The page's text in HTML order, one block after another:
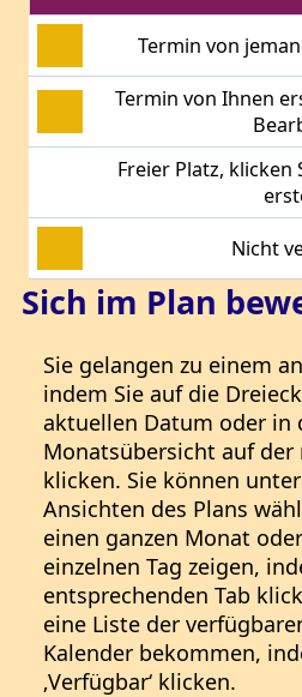
Termin von
Termin von Ihnen
Freier Platz, klicken
Nicht
Sich im Plan
Sie gelangen zu einem
indem Sie auf die
aktuellen Datum oder in
Monatsübersicht auf der
klicken. Sie können
Ansichten des Plans
einen ganzen Monat
einzelnen Tag zeigen,
entsprechenden Tab
eine Liste der
Kalender bekommen,
‚Verfügbar‘ klicken.